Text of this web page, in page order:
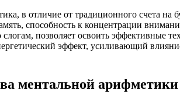
в отличие от традиционного счета на
способность к концентрации
позволяет освоить эффективные
эффект, усиливающий
ментальной арифметики